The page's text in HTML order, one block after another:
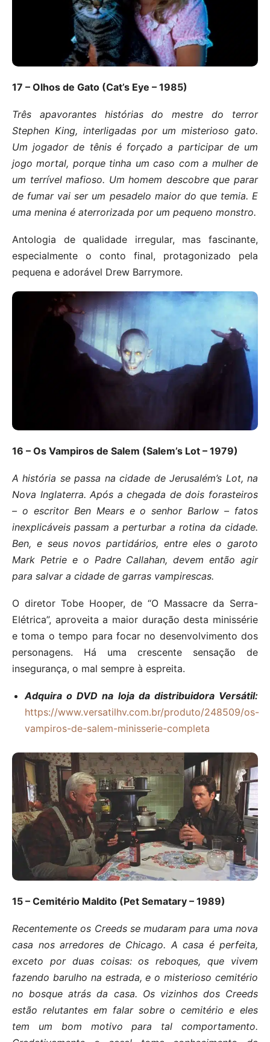
17 – Olhos de Gato (Cat’s Eye – 1985)
Três apavorantes histórias do mestre do terror
Stephen King, interligadas por um misterioso gato.
Um jogador de tênis é forçado a participar de um
jogo mortal, porque tinha um caso com a mulher de
um terrível mafioso. Um homem descobre que parar
de fumar vai ser um pesadelo maior do que temia. E
uma menina é aterrorizada por um pequeno monstro.
Antologia de qualidade irregular, mas fascinante,
especialmente o conto final, protagonizado pela
pequena e adorável Drew Barrymore.
16 – Os Vampiros de Salem (Salem’s Lot – 1979)
A história se passa na cidade de Jerusalém’s Lot, na
Nova Inglaterra. Após a chegada de dois forasteiros
– o escritor Ben Mears e o senhor Barlow – fatos
inexplicáveis passam a perturbar a rotina da cidade.
Ben, e seus novos partidários, entre eles o garoto
Mark Petrie e o Padre Callahan, devem então agir
para salvar a cidade de garras vampirescas.
O diretor Tobe Hooper, de “O Massacre da Serra-
Elétrica”, aproveita a maior duração desta minissérie
e toma o tempo para focar no desenvolvimento dos
personagens. Há uma crescente sensação de
insegurança, o mal sempre à espreita.
Adquira o DVD na loja da distribuidora Versátil:
https://www.versatilhv.com.br/produto/248509/os-
vampiros-de-salem-minisserie-completa
15 – Cemitério Maldito (Pet Sematary – 1989)
Recentemente os Creeds se mudaram para uma nova
casa nos arredores de Chicago. A casa é perfeita,
exceto por duas coisas: os reboques, que vivem
fazendo barulho na estrada, e o misterioso cemitério
no bosque atrás da casa. Os vizinhos dos Creeds
estão relutantes em falar sobre o cemitério e eles
tem um bom motivo para tal comportamento.